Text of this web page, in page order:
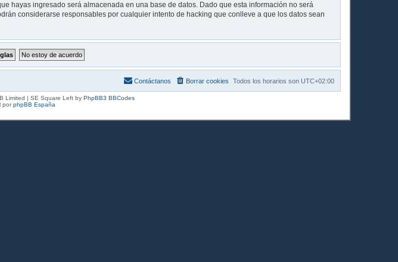
hayas ingresado será almacenada en una base de datos. Dado que esta información no será
considerarse responsables por cualquier intento de hacking que conlleve a que los datos sean
Todos los horarios son UTC+02:00
Borrar cookies
Contáctanos
Limited | SE Square Left by PhpBB3 BBCodes
porphpBB España